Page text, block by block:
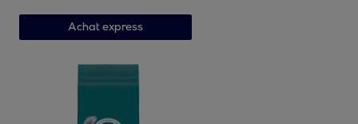
Achat express